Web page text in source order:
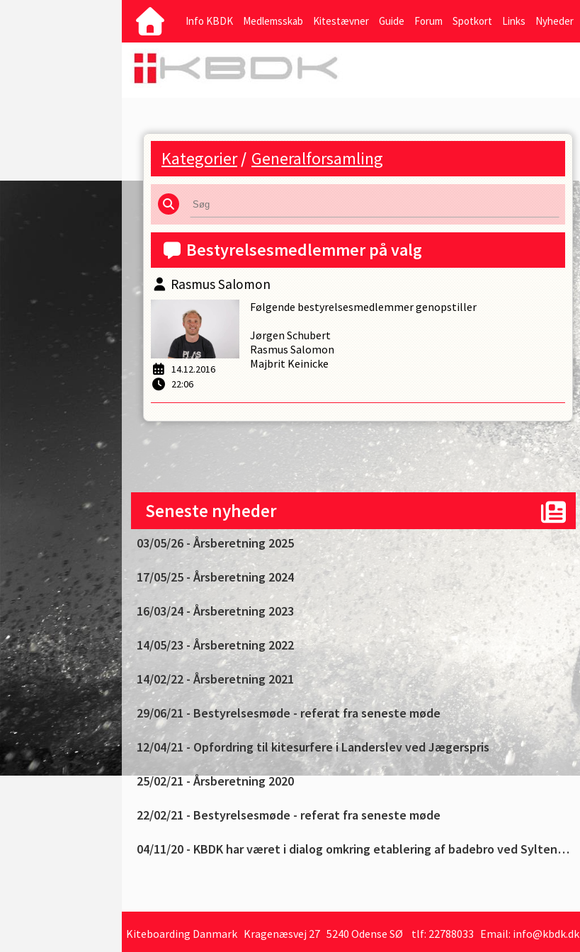
Info KBDK Medlemsskab Kitestævner Guide Forum Spotkort Links Nyheder
Kategorier/ Generalforsamling
Bestyrelsesmedlemmer på valg
Rasmus Salomon
14.12.2016
22:06
Følgende bestyrelsesmedlemmer genopstiller
Jørgen Schubert
Rasmus Salomon
Majbrit Keinicke
Seneste nyheder
Kiteboarding Danmark Kragenæsvej 27 5240 Odense SØ tlf: 22788033 Email: info@kbdk.dk